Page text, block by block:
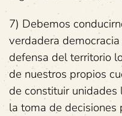
7) Debemos
verdadera
defensa del territorio
de nuestros propios
de constituir
la toma de